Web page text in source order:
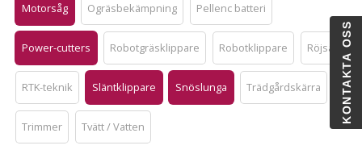
Motorsåg Ogräsbekämpning Pellenc batteri
Power-cutters Robotgräsklippare Robotklippare Röjsåg
RTK-teknik Släntklippare Snöslunga Trädgårdskärra
Trimmer Tvätt / Vatten
KONTAKTA OSS